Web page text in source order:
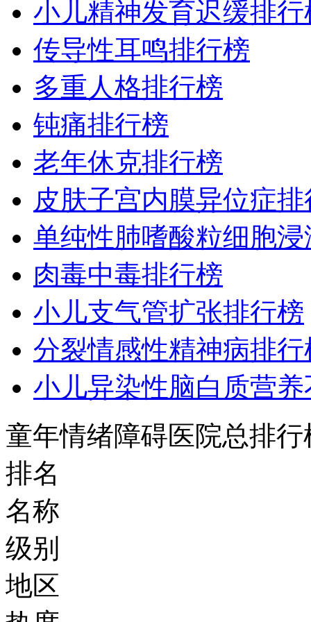
小儿精神发育迟缓排行
传导性耳鸣排行榜
多重人格排行榜
钝痛排行榜
老年休克排行榜
皮肤子宫内膜异位症
单纯性肺嗜酸粒细胞
肉毒中毒排行榜
小儿支气管扩张排行榜
分裂情感性精神病排行
小儿异染性脑白质营
童年情绪障碍医院总排行
排名
名称
级别
地区